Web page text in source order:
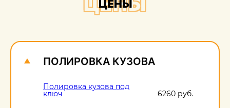
ЦЕНЫ
ПОЛИРОВКА КУЗОВА
Полировка кузова под
ключ 6260 руб.